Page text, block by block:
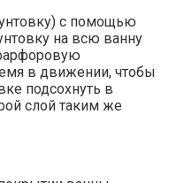
с помощью
на всю ванну
в движении, чтобы
подсохнуть в
слой таким же